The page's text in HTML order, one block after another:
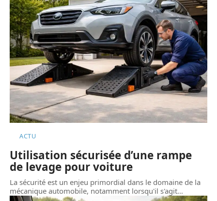
ACTU
Utilisation sécurisée d’une rampe
de levage pour voiture
La sécurité est un enjeu primordial dans le domaine de la
mécanique automobile, notamment lorsqu'il s'agit…